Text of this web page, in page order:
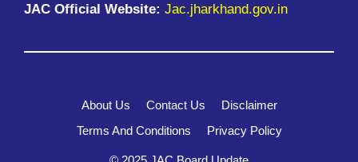
JAC Official Website: Jac.jharkhand.gov.in
About Us Contact Us
Disclaimer
Terms And Conditions
Privacy Policy